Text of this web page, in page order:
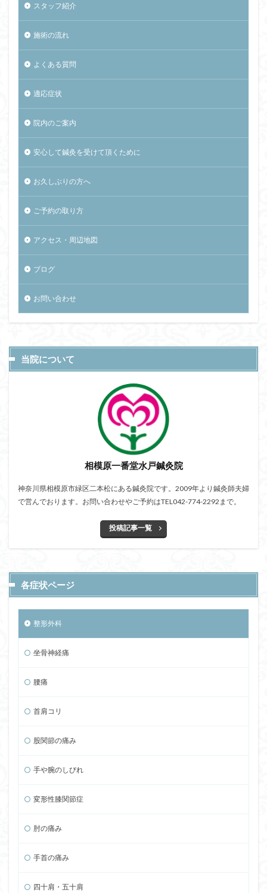
スタッフ紹介
施術の流れ
よくある質問
適応症状
院内のご案内
安心して鍼灸を受けて頂くために
お久しぶりの方へ
ご予約の取り方
アクセス・周辺地図
ブログ
お問い合わせ
当院について
相模原一番堂水戸鍼灸院
神奈川県相模原市緑区二本松にある鍼灸院です。2009年より鍼灸師夫婦
で営んでおります。お問い合わせやご予約はTEL042-774-2292まで。
投稿記事一覧
各症状ページ
整形外科
坐骨神経痛
腰痛
首肩コリ
股関節の痛み
手や腕のしびれ
変形性膝関節症
肘の痛み
手首の痛み
四十肩・五十肩